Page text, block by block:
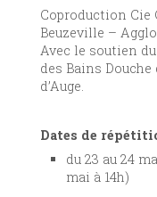
Coproduction Cie
Beuzeville –
Avec le soutien
des Bains
d’Auge.
Dates de
du 23 au 24
mai à 14h)